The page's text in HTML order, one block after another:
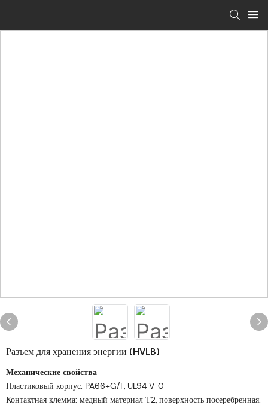
Разъем для хранения энергии (HVLB)
Механические свойства
Пластиковый корпус: PA66+G/F, UL94 V-0
Контактная клемма: медный материал Т2, поверхность посеребренная.